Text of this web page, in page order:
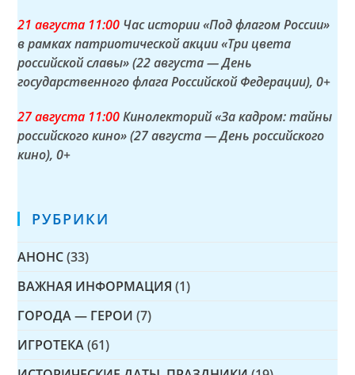
21 августа 11:00 Час истории «Под флагом России»
в рамках патриотической акции «Три цвета
российской славы» (22 августа — День
государственного флага Российской Федерации), 0+
27 августа 11:00Кинолекторий «За кадром: тайны
российского кино» (27 августа — День российского
кино), 0+
РУБРИКИ
АНОНС (33)
ВАЖНАЯ ИНФОРМАЦИЯ (1)
ГОРОДА — ГЕРОИ (7)
ИГРОТЕКА (61)